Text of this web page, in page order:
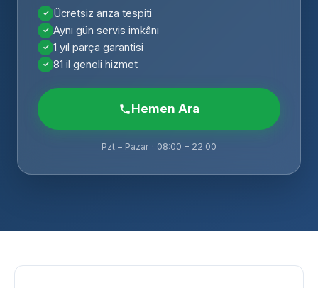
Ücretsiz arıza tespiti
Aynı gün servis imkânı
1 yıl parça garantisi
81 il geneli hizmet
Hemen Ara
Pzt – Pazar · 08:00 – 22:00